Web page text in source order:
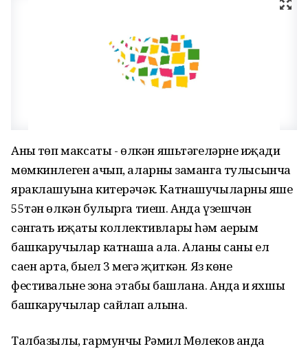
Аның төп максаты - өлкән яшьтәгеләрнең иҗади
мөмкинлеген ачып, аларның заманга тулысынча
яраклашуына китерәчәк. Катнашучыларның яше
55тән өлкән булырга тиеш. Анда үзешчән
сәнгать иҗаты коллективлары һәм аерым
башкаручылар катнаша ала. Аланың саны ел
саен арта, быел 3 меңгә җиткән. Яз көне
фестивальнең зона этабы башлана. Анда иң яхшы
башкаручылар сайлап алына.
Талбазылы, гармунчы Рәмил Мөлеков анда